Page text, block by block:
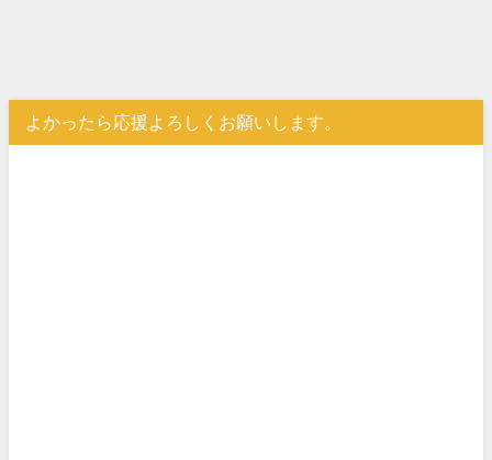
よかったら応援よろしくお願いします。